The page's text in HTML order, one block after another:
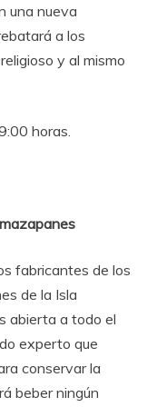
una nueva
a los
y al mismo
horas.
fabricantes de los
de la Isla
abierta a todo el
experto que
conservar la
beber ningún